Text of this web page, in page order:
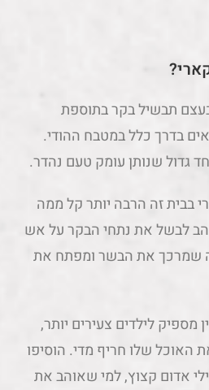
תבשיל בקר בתוספת
בדרך כלל במטבח ההודי.
גדול שנותן עומק טעם נהדר.
בבית זה הרבה יותר קל ממה
לבשל את נתחי הבקר על אש
שמרכך את הבשר ומפתח את
לילדים צעירים יותר,
האוכל שלו חריף מדי. הוסיפו
אדום קצוץ, למי שאוהב את